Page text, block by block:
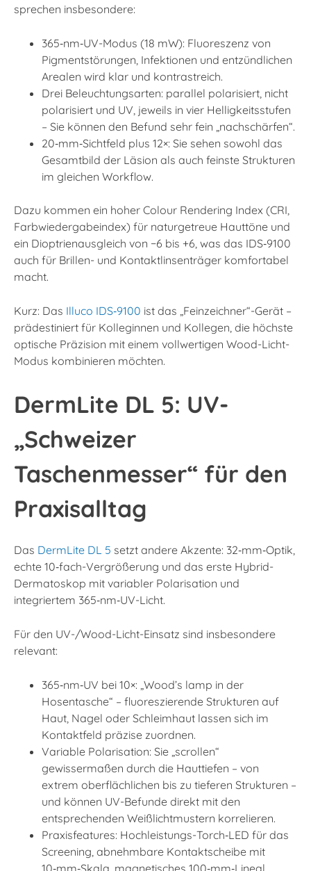
sprechen insbesondere:​
365‑nm‑UV-Modus (18 mW): Fluoreszenz von
Pigmentstörungen, Infektionen und entzündlichen
Arealen wird klar und kontrastreich.​
Drei Beleuchtungsarten: parallel polarisiert, nicht
polarisiert und UV, jeweils in vier Helligkeitsstufen
– Sie können den Befund sehr fein „nachschärfen“.
20‑mm‑Sichtfeld plus 12×: Sie sehen sowohl das
Gesamtbild der Läsion als auch feinste Strukturen
im gleichen Workflow.​
Dazu kommen ein hoher Colour Rendering Index (CRI,
Farbwiedergabeindex) für naturgetreue Hauttöne und
ein Dioptrienausgleich von −6 bis +6, was das IDS‑9100
auch für Brillen- und Kontaktlinsenträger komfortabel
macht.​
Kurz: Das Illuco IDS‑9100 ist das „Feinzeichner“-Gerät –
prädestiniert für Kolleginnen und Kollegen, die höchste
optische Präzision mit einem vollwertigen Wood-Licht-
Modus kombinieren möchten.
DermLite DL 5: UV-
„Schweizer
Taschenmesser“ für den
Praxisalltag
Das DermLite DL 5 setzt andere Akzente: 32‑mm‑Optik,
echte 10‑fach-Vergrößerung und das erste Hybrid-
Dermatoskop mit variabler Polarisation und
integriertem 365‑nm‑UV-Licht.
Für den UV-/Wood-Licht-Einsatz sind insbesondere
relevant:
365‑nm‑UV bei 10×: „Wood’s lamp in der
Hosentasche“ – fluoreszierende Strukturen auf
Haut, Nagel oder Schleimhaut lassen sich im
Kontaktfeld präzise zuordnen.
Variable Polarisation: Sie „scrollen“
gewissermaßen durch die Hauttiefen – von
extrem oberflächlichen bis zu tieferen Strukturen –
und können UV-Befunde direkt mit den
entsprechenden Weißlichtmustern korrelieren.
Praxisfeatures: Hochleistungs-Torch‑LED für das
Screening, abnehmbare Kontaktscheibe mit
10‑mm‑Skala, magnetisches 100‑mm‑Lineal,